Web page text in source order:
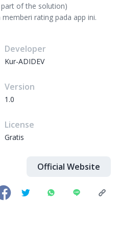
of the solution)
rating pada app ini.
Developer
Kur-ADIDEV
Version
1.0
License
Gratis
Official Website